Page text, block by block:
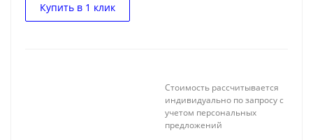
Купить в 1 клик
Стоимость рассчитывается
индивидуально по запросу с
учетом персональных
предложений